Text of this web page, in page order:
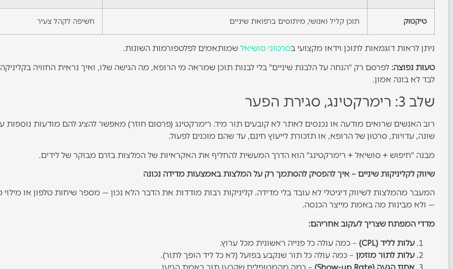
טיקטוק תוכן קליל ואנושי, מיתוסים ברפואת שיניים חשיפה לקהל צעיר
ניתן לראות דוגמאות לתוכן וידאו מקצועי בסרטוני סושיאל שמותאמים לפלטפורמות השונות.
טעות נפוצה: לפרסם רק "הנחה על הלבנת שיניים" בלי לבנות תוכן שמראה מי הרופא, מה הגישה שלו, ואיך נראית החוויה
לבד לא בונה אמון.
שלב 3: רימרקטינג, סגירת הפער
רוב האנשים שרואים מודעה או נכנסים לאתר לא קובעים תור מיד. רימרקטינג (פרסום חוזר) מאפשר להציג להם מודעות נוספות
שונה, עדויות, סרטון של הרופא, או תזכורת לייעוץ חינם, עד שהם מוכנים לפעול.
מבנה "חיפוש + סושיאל + רימרקטינג" הוא הדרך המעשית להחליף את האקראיות של המלצות בזרם מבוקר של לידים.
שיווק לקליניקות שיניים – איך להפסיק להסתמך רק על המלצות באמצעות מדידה נכונה
המעבר מהמלצות לשיווק דיגיטלי לא עובד בלי מדידה. קליניקות רבות מודדות את הדבר הלא נכון — מספר שיחות טלפון או
— ולא מבינות מה באמת מייצר הכנסה.
מדדי המפתח שצריך לעקוב אחריהם:
עלות לליד (CPL)
– כמה עולה כל פנייה ראשונית מכל ערוץ.
עלות לתור מוזמן – כמה עולה כל תור שנקבע בפועל (לא כל ליד הופך לתור).